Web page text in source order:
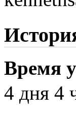
Время
4 дня 4